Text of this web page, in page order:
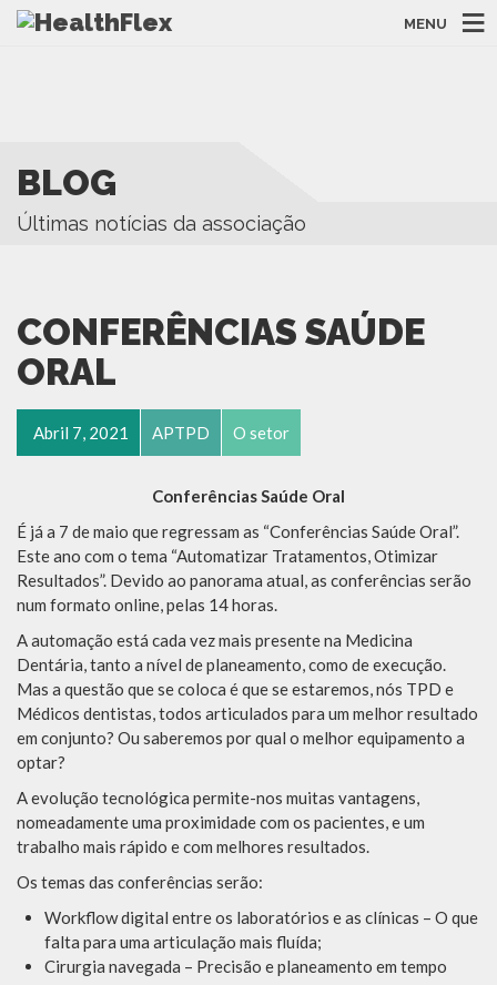
MENU
BLOG
Últimas notícias da associação
CONFERÊNCIAS SAÚDE
ORAL
Abril 7, 2021 APTPD O setor
Conferências Saúde Oral
É já a 7 de maio que regressam as “Conferências Saúde Oral”.
Este ano com o tema “Automatizar Tratamentos, Otimizar
Resultados”. Devido ao panorama atual, as conferências serão
num formato online, pelas 14 horas.
A automação está cada vez mais presente na Medicina
Dentária, tanto a nível de planeamento, como de execução.
Mas a questão que se coloca é que se estaremos, nós TPD e
Médicos dentistas, todos articulados para um melhor resultado
em conjunto? Ou saberemos por qual o melhor equipamento a
optar?
A evolução tecnológica permite-nos muitas vantagens,
nomeadamente uma proximidade com os pacientes, e um
trabalho mais rápido e com melhores resultados.
Os temas das conferências serão:
Workflowdigital entre os laboratórios e as clínicas – O que
falta para uma articulação mais fluída;
Cirurgia navegada – Precisão e planeamento em tempo